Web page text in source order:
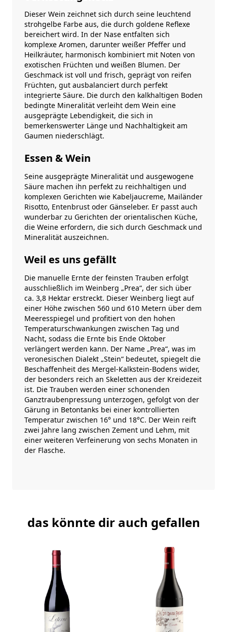
Dieser Wein zeichnet sich durch seine leuchtend
strohgelbe Farbe aus, die durch goldene Reflexe
bereichert wird. In der Nase entfalten sich
komplexe Aromen, darunter weißer Pfeffer und
Heilkräuter, harmonisch kombiniert mit Noten von
exotischen Früchten und weißen Blumen. Der
Geschmack ist voll und frisch, geprägt von reifen
Früchten, gut ausbalanciert durch perfekt
integrierte Säure. Die durch den kalkhaltigen Boden
bedingte Mineralität verleiht dem Wein eine
ausgeprägte Lebendigkeit, die sich in
bemerkenswerter Länge und Nachhaltigkeit am
Gaumen niederschlägt.
Essen & Wein
Seine ausgeprägte Mineralität und ausgewogene
Säure machen ihn perfekt zu reichhaltigen und
komplexen Gerichten wie Kabeljaucreme, Mailänder
Risotto, Entenbrust oder Gänseleber. Er passt auch
wunderbar zu Gerichten der orientalischen Küche,
die Weine erfordern, die sich durch Geschmack und
Mineralität auszeichnen.
Weil es uns gefällt
Die manuelle Ernte der feinsten Trauben erfolgt
ausschließlich im Weinberg „Prea“, der sich über
ca. 3,8 Hektar erstreckt. Dieser Weinberg liegt auf
einer Höhe zwischen 560 und 610 Metern über dem
Meeresspiegel und profitiert von den hohen
Temperaturschwankungen zwischen Tag und
Nacht, sodass die Ernte bis Ende Oktober
verlängert werden kann. Der Name „Prea“, was im
veronesischen Dialekt „Stein“ bedeutet, spiegelt die
Beschaffenheit des Mergel-Kalkstein-Bodens wider,
der besonders reich an Skeletten aus der Kreidezeit
ist. Die Trauben werden einer schonenden
Ganztraubenpressung unterzogen, gefolgt von der
Gärung in Betontanks bei einer kontrollierten
Temperatur zwischen 16° und 18°C. Der Wein reift
zwei Jahre lang zwischen Zement und Lehm, mit
einer weiteren Verfeinerung von sechs Monaten in
der Flasche.
das könnte dir auch gefallen